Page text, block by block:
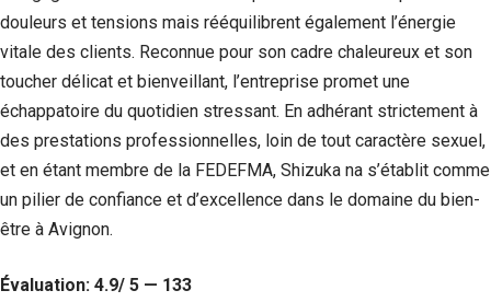
douleurs et tensions mais rééquilibrent également l’énergie
vitale des clients. Reconnue pour son cadre chaleureux et son
toucher délicat et bienveillant, l’entreprise promet une
échappatoire du quotidien stressant. En adhérant strictement à
des prestations professionnelles, loin de tout caractère sexuel,
et en étant membre de la FEDEFMA, Shizuka na s’établit comme
un pilier de confiance et d’excellence dans le domaine du bien-
être à Avignon.
Évaluation: 4.9/ 5 — 133